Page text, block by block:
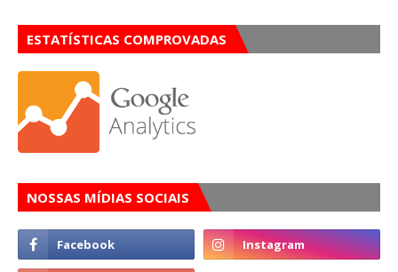
ESTATÍSTICAS COMPROVADAS
NOSSAS MÍDIAS SOCIAIS